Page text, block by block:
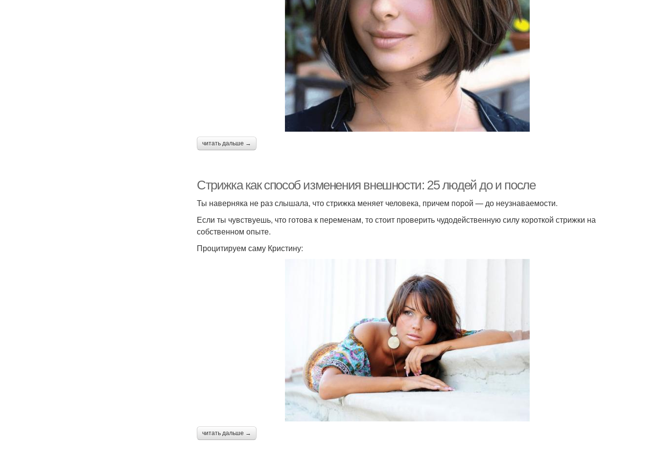
читать дальше →
Стрижка как способ изменения внешности: 25 людей до и после
Ты наверняка не раз слышала, что стрижка меняет человека, причем порой — до неузнаваемости.
Если ты чувствуешь, что готова к переменам, то стоит проверить чудодейственную силу короткой стрижки на
собственном опыте.
Процитируем саму Кристину:
читать дальше →